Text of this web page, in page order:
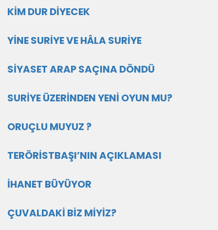
KİM DUR DİYECEK
YİNE SURİYE VE HÂLA SURİYE
SİYASET ARAP SAÇINA DÖNDÜ
SURİYE ÜZERİNDEN YENİ OYUN MU?
ORUÇLU MUYUZ ?
TERÖRİSTBAŞI’NIN AÇIKLAMASI
İHANET BÜYÜYOR
ÇUVALDAKİ BİZ MİYİZ?